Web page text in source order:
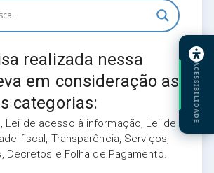
realizada nessa
em consideração as
categorias:
Lei de acesso à informação, Lei de
fiscal, Transparência, Serviços,
Decretos e Folha de Pagamento.
ACESSIBILIDADE